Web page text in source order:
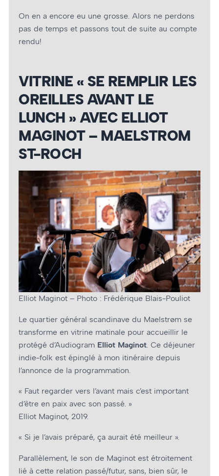
On en a encore eu une grosse. Alors ne perdons
pas de temps et passons tout de suite au compte
rendu!
VITRINE « SE REMPLIR LES
OREILLES AVANT LE
LUNCH » AVEC ELLIOT
MAGINOT – MAELSTROM
ST-ROCH
Elliot Maginot – Photo : Frédérique Blais-Pouliot
Le quartier général scandinave du Maelstrøm se
transforme en vitrine matinale pour accueillir le
protégé d’Audiogram Elliot Maginot . Ce déjeuner
indie-folk est épinglé à mon itinéraire depuis
l’annonce de la programmation.
« Faut regarder vers l’avant mais c’est important
d’être en paix avec son passé. »
Elliot Maginot, 2019.
« Si je l’avais préparé, ça aurait été meilleur ».
Parallèlement, le son de Maginot est étroitement
lié à cette relation passé/futur, sans, bien sûr, le